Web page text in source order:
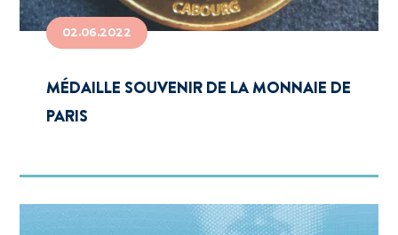
02.06.2022
MÉDAILLE SOUVENIR DE LA MONNAIE DE
PARIS